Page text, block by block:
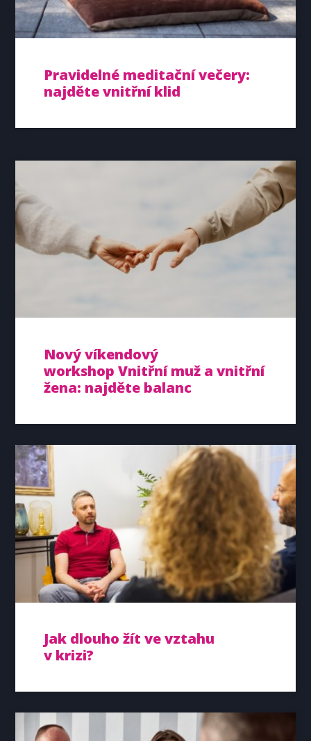
Pravidelné meditační večery:
najděte vnitřní klid
Nový víkendový
workshop Vnitřní muž a vnitřní
žena: najděte balanc
Jak dlouho žít ve vztahu
v krizi?